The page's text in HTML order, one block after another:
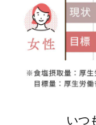
いつ